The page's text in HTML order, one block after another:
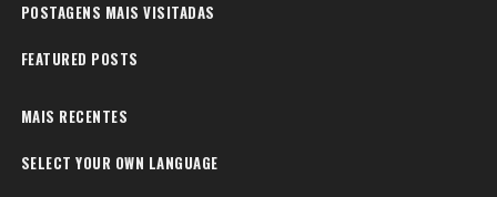
POSTAGENS MAIS VISITADAS
FEATURED POSTS
MAIS RECENTES
SELECT YOUR OWN LANGUAGE